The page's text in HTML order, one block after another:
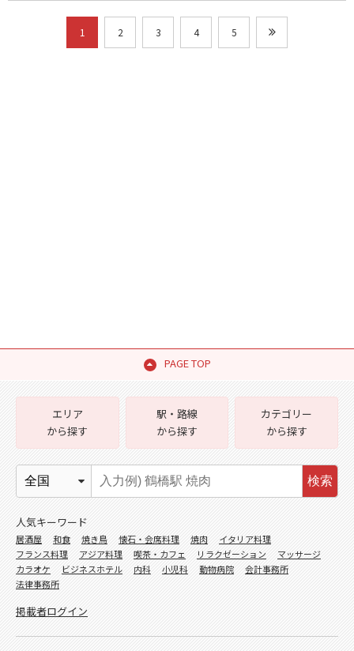
1 2 3 4 5
PAGE TOP
エリア
から探す
駅・路線
から探す
カテゴリー
から探す
検索
人気キーワード
居酒屋 和食 焼き鳥 懐石・会席料理 焼肉
イタリア料理
フランス料理
アジア料理 喫茶・カフェ リラクゼーション
マッサージ
カラオケ
ビジネスホテル 内科 小児科 動物病院
会計事務所
法律事務所
掲載者ログイン